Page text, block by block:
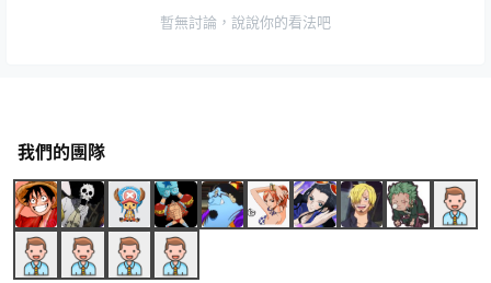
暫無討論，說說你的看法吧
我們的團隊